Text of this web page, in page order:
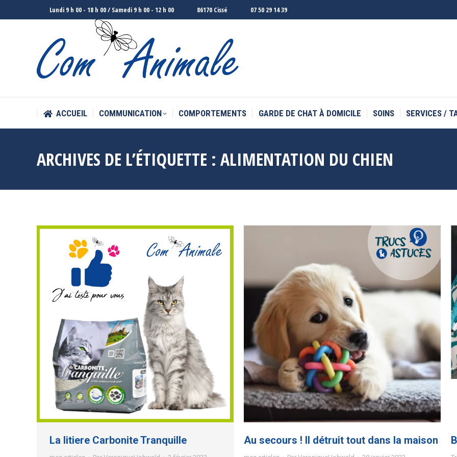
Lundi 9 h 00 - 18 h 00 / Samedi 9 h 00 - 12 h 00 86170 Cissé 07 50 29 14 39
ACCUEIL COMMUNICATION COMPORTEMENTS GARDE DE CHAT À DOMICILE SOINS SERVICES /
ARCHIVES DE L’ÉTIQUETTE : ALIMENTATION DU CHIEN
La litiere Carbonite Tranquille Au secours ! Il détruit tout dans la maison